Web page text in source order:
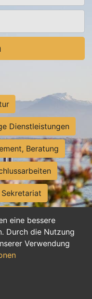
eine bessere
Durch die Nutzung
Verwendung
Dienstleistungen
Beratung